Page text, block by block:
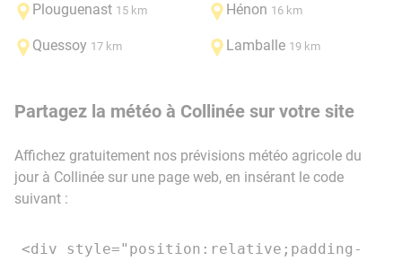
Plouguenast 15 km Hénon 16 km
Quessoy 17 km Lamballe 19 km
Partagez la météo à Collinée sur votre site
Affichez gratuitement nos prévisions météo agricole du
jour à Collinée sur une page web, en insérant le code
suivant :